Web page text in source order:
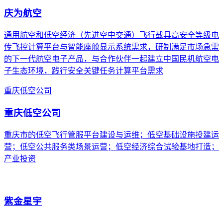
庆为航空
通用航空和低空经济（先进空中交通）飞行载具高安全等级电
传飞控计算平台与智能座舱显示系统需求，研制满足市场急需
的下一代航空电子产品，与合作伙伴一起建立中国民机航空电
子生态环境，践行安全关键任务计算平台需求
重庆低空公司
重庆低空公司
重庆市的低空飞行管服平台建设与运维；低空基础设施投建运
营；低空公共服务类场景运营；低空经济综合试验基地打造；
产业投资
紫金星宇